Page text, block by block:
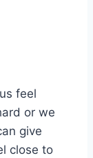
feel
or we
give
close to